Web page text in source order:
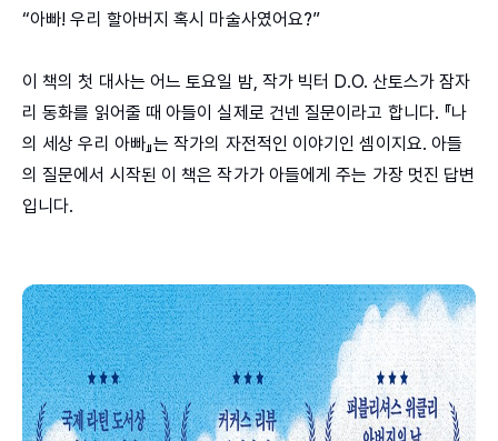
“아빠! 우리 할아버지 혹시 마술사였어요?”
이 책의 첫 대사는 어느 토요일 밤, 작가 빅터 D.O. 산토스가 잠자
리 동화를 읽어줄 때 아들이 실제로 건넨 질문이라고 합니다. 『나
의 세상 우리 아빠』는 작가의 자전적인 이야기인 셈이지요. 아들
의 질문에서 시작된 이 책은 작가가 아들에게 주는 가장 멋진 답변
입니다.